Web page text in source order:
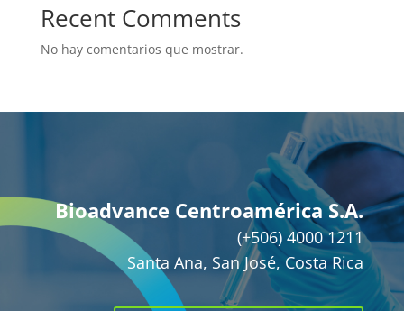
Recent Comments
No hay comentarios que mostrar.
Bioadvance Centroamérica S.A.
(+506) 4000 1211
Santa Ana, San José, Costa Rica